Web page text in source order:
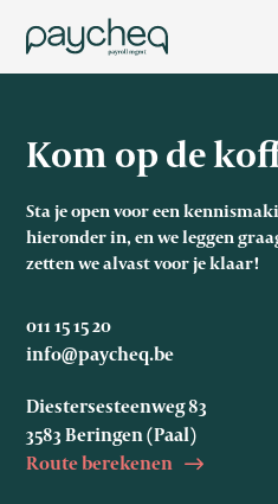
Kom op de
Sta je open voor een
hieronder in, en we leggen
zetten we alvast voor je klaar!
011 15 15 20
info@paycheq.be
Diestersesteenweg 83
3583 Beringen (Paal)
Route berekenen